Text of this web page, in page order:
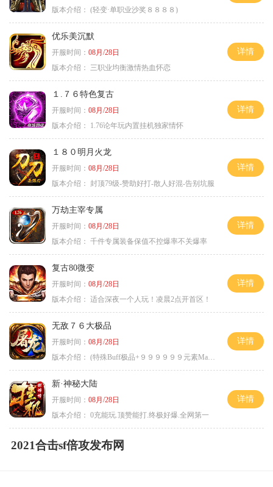
版本介绍： (轻变·单职业沙奖８８８８)
优乐美沉默
开服时间： 08月/28日
版本介绍：
三职业均衡激情热血怀恋
详情
１.７６特色复古
开服时间： 08月/28日
版本介绍：
1.76论年玩内置挂机独家情怀
详情
１８０明月火龙
开服时间： 08月/28日
版本介绍： 封顶79级-赞助好打-散人好混-告别坑服
详情
万劫主宰专属
开服时间： 08月/28日
版本介绍： 千件专属装备保值不控爆率不关爆率
详情
复古80微变
开服时间： 08月/28日
版本介绍： 适合深夜一个人玩！凌晨2点开首区！
详情
无敌７６大极品
开服时间： 08月/28日
版本介绍： (特殊Buff极品+９９９９９９元素Max）
详情
新·神秘大陆
开服时间： 08月/28日
版本介绍： 0充能玩.顶赞能打.终极好爆.全网第一
详情
2021合击sf倍攻发布网